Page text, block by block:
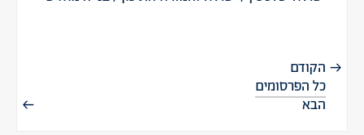
הקודם
כל הפרסומים
הבא